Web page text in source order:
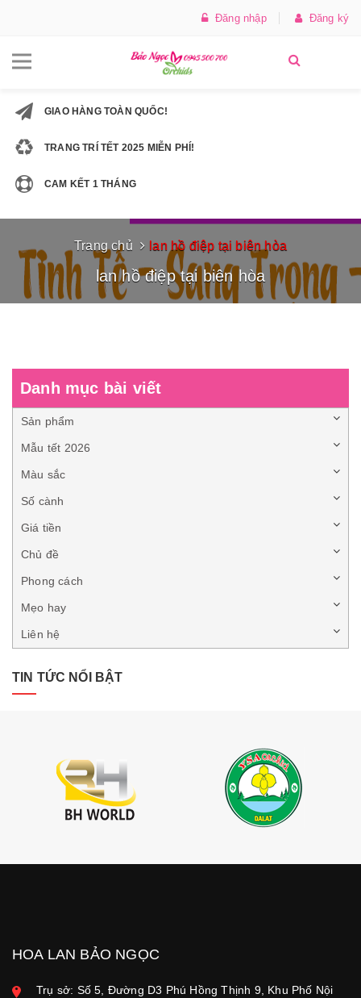
Đăng nhập Đăng ký
GIAO HÀNG TOÀN QUỐC!
TRANG TRÍ TẾT 2025 MIỄN PHÍ!
CAM KẾT 1 THÁNG
Trang chủ lan hồ điệp tại biên hòa
lan hồ điệp tại biên hòa
Danh mục bài viết
Sản phẩm
Mẫu tết 2026
Màu sắc
Số cành
Giá tiền
Chủ đề
Phong cách
Mẹo hay
Liên hệ
TIN TỨC NỔI BẬT
HOA LAN BẢO NGỌC
Trụ sở: Số 5, Đường D3 Phú Hồng Thịnh 9, Khu Phố Nội